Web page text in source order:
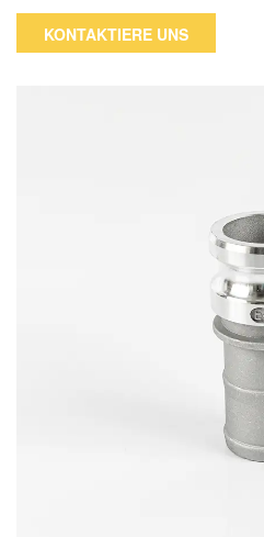
Schlaucharmaturen und/oder
verbinden, was das
Situationen mit häufigen
KONTAKTIERE UNS